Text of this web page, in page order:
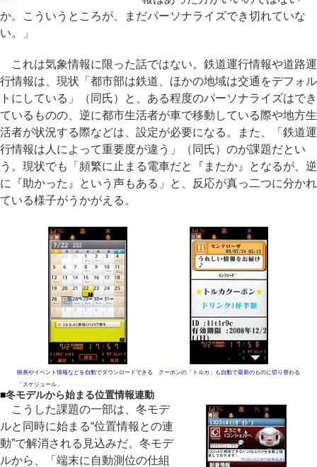
か。こういうところが、まだパーソナライズでき切れていな
い。」
これは気象情報に限った話ではない。鉄道運行情報や道路運
行情報は、現状「都市部は鉄道、ほかの地域は交通をデフォル
トにしている」（同氏）と、ある程度のパーソナライズはでき
ているものの、逆に都市生活者が車で移動している際や地方生
活者が状況する際などは、設定が必要になる。また、「鉄道運
行情報は人によって重要度が違う」（同氏）のが課題だとい
う。現状でも「頻繁に止まる電車だと『またか』となるが、逆
に『助かった』という声もある」と、反応が真っ二つに分かれ
ている様子がうかがえる。
映画やイベント情報などを自動でダウンロードできる
「スケジュール」
クーポンの「トルカ」も自動で最新のものに切り替わる
■冬モデルから始まる位置情報連動
こうした課題の一部は、冬モデ
ルと同時に始まる“位置情報との連
動”で解消される見込みだ。冬モデ
ルから、「端末に自動測位の仕組